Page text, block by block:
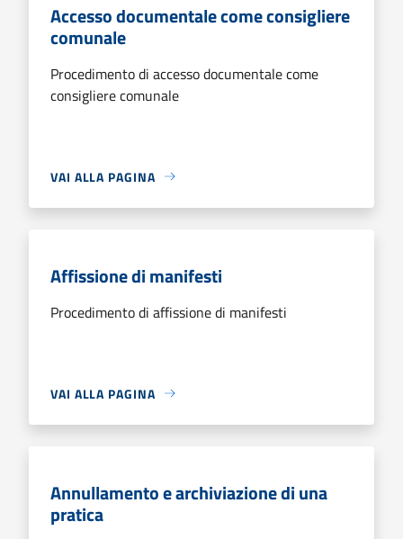
Accesso documentale come consigliere
comunale
Procedimento di accesso documentale come
consigliere comunale
VAI ALLA PAGINA
Affissione di manifesti
Procedimento di affissione di manifesti
VAI ALLA PAGINA
Annullamento e archiviazione di una
pratica